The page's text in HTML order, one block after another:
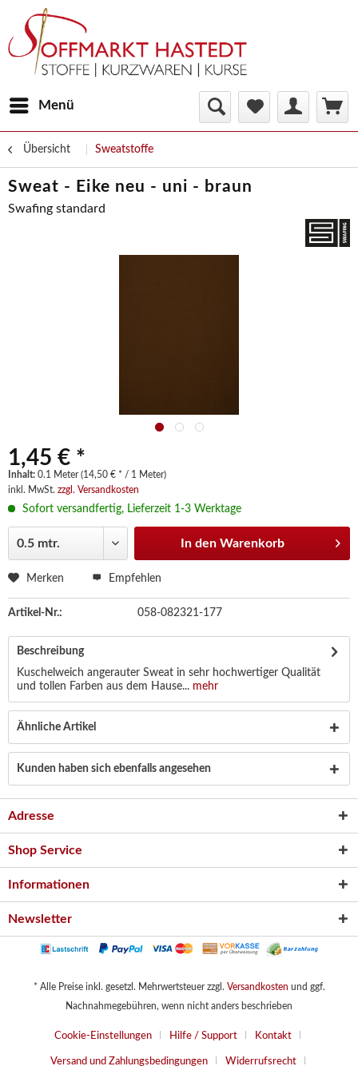
Menü
Übersicht Sweatstoffe
Sweat - Eike neu - uni - braun
Swafing standard
1,45 € *
Inhalt: 0.1 Meter (14,50 € * / 1 Meter)
inkl. MwSt. zzgl. Versandkosten
Sofort versandfertig, Lieferzeit 1-3 Werktage
In den Warenkorb
Merken Empfehlen
Artikel-Nr.: 058-082321-177
Beschreibung
Kuschelweich angerauter Sweat in sehr hochwertiger Qualität
und tollen Farben aus dem Hause... mehr
Ähnliche Artikel
Kunden haben sich ebenfalls angesehen
Adresse
Shop Service
Informationen
Newsletter
* Alle Preise inkl. gesetzl. Mehrwertsteuer zzgl. Versandkosten und ggf.
Nachnahmegebühren, wenn nicht anders beschrieben
Cookie-Einstellungen Hilfe / Support Kontakt
Versand und Zahlungsbedingungen Widerrufsrecht